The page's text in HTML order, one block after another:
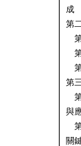
成
第
第
與
關